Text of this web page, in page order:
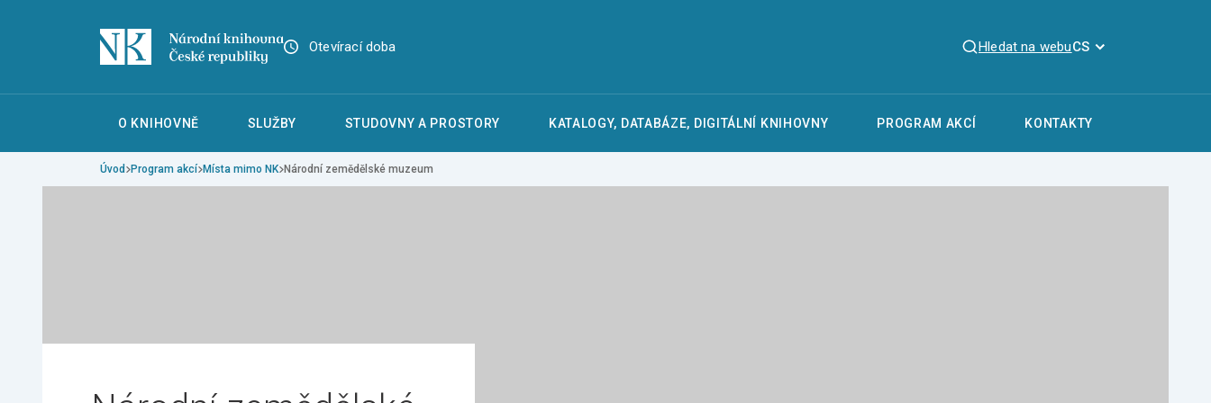
Otevírací doba Hledat na webuCS
O KNIHOVNĚ SLUŽBY STUDOVNY A PROSTORY KATALOGY, DATABÁZE, DIGITÁLNÍ KNIHOVNY PROGRAM AKCÍ KONTAKTY
Úvod Program akcí Místa mimo NK Národní zemědělské muzeum